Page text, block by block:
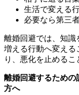
生活で変える
必要なら第三
離婚回避では、知識
増える行動へ変える
り、悪化を止めるこ
離婚回避するための
方へ